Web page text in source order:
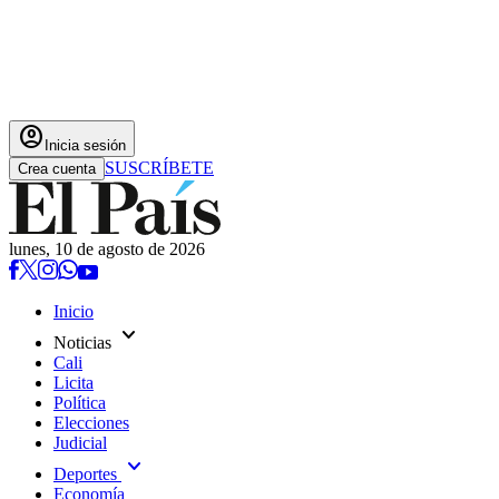
account_circle Inicia sesión
Crea cuenta SUSCRÍBETE
lunes, 10 de agosto de 2026
Inicio
Noticias expand_more
Cali
Licita
Política
Elecciones
Judicial
Deportes expand_more
Economía